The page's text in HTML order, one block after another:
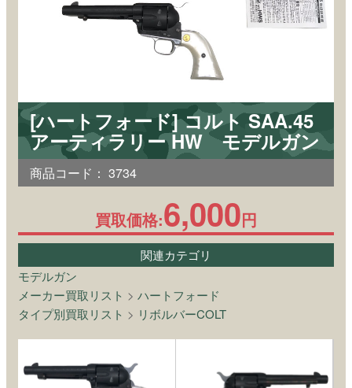
[ハートフォード] コルト SAA.45
アーティラリー HW モデルガン
商品コード： 3734
買取価格:6,000円
関連カテゴリ
モデルガン
メーカー買取リスト > ハートフォード
タイプ別買取リスト > リボルバーCOLT